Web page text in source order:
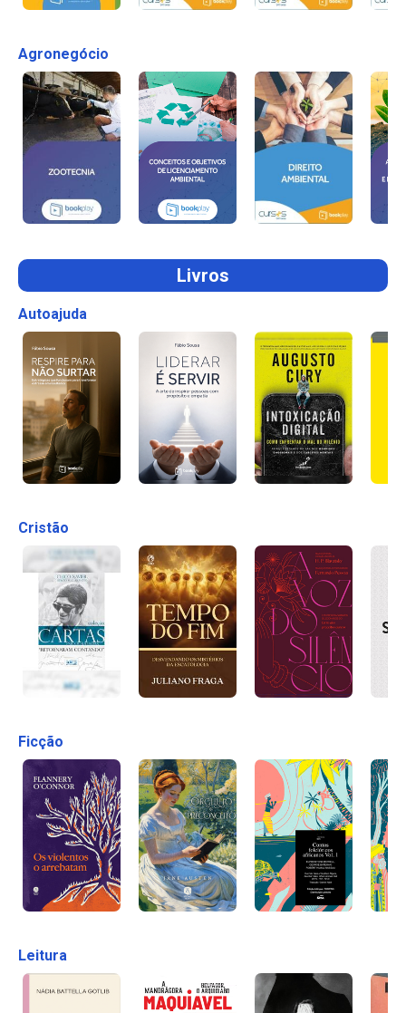
Agronegócio
Livros
Autoajuda
Cristão
Ficção
Leitura